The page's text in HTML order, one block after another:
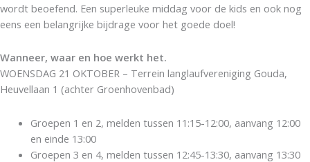
wordt beoefend. Een superleuke middag voor de kids en ook nog
eens een belangrijke bijdrage voor het goede doel!
Wanneer, waar en hoe werkt het.
WOENSDAG 21 OKTOBER – Terrein langlaufvereniging Gouda,
Heuvellaan 1 (achter Groenhovenbad)
Groepen 1 en 2, melden tussen 11:15-12:00, aanvang 12:00
en einde 13:00
Groepen 3 en 4, melden tussen 12:45-13:30, aanvang 13:30